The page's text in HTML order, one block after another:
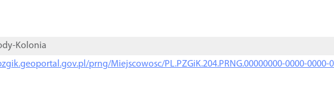
Kolonia
prng/Miejscowosc/PL.PZGiK.204.PRNG.00000000-0000-0000-